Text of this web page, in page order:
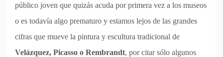
público joven que quizás acuda por primera vez a los museos
o es todavía algo prematuro y estamos lejos de las grandes
cifras que mueve la pintura y escultura tradicional de
Velázquez, Picasso o Rembrandt, por citar sólo algunos